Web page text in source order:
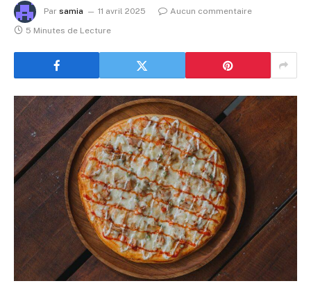
Par samia 11 avril 2025
Aucun commentaire
5 Minutes de Lecture